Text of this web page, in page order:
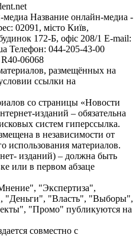
медиа Название онлайн-медиа -
02091, місто Київ,
172-Б, офіс 208/1 E-mail:
Телефон: 044-205-43-00
06068
размещённых на
ссылки на
со страницы «Новости
изданий – обязательна
систем гиперссылка.
в независимости от
использования материалов.
изданий) – должна быть
или в первом абзаце
"Экспертиза",
"Деньги", "Власть", "Выборы",
"Промо" публикуются на
совместно с